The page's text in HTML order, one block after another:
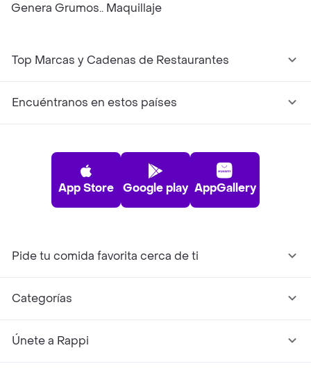
Genera Grumos.. Maquillaje
Top Marcas y Cadenas de Restaurantes
Encuéntranos en estos países
App Store Google play AppGallery
Pide tu comida favorita cerca de ti
Categorías
Únete a Rappi